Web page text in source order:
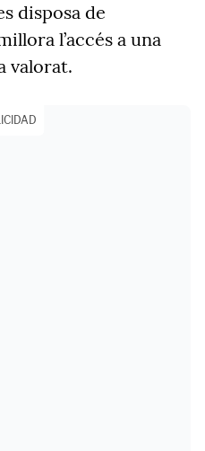
disposa de
l’accés a una
valorat.